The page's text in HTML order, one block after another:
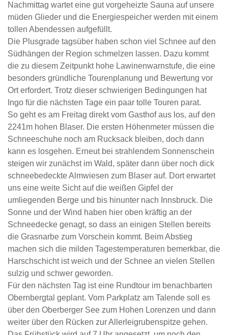
Nachmittag wartet eine gut vorgeheizte Sauna auf unsere
müden Glieder und die Energiespeicher werden mit einem
tollen Abendessen aufgefüllt.
Die Plusgrade tagsüber haben schon viel Schnee auf den
Südhängen der Region schmelzen lassen. Dazu kommt
die zu diesem Zeitpunkt hohe Lawinenwarnstufe, die eine
besonders gründliche Tourenplanung und Bewertung vor
Ort erfordert. Trotz dieser schwierigen Bedingungen hat
Ingo für die nächsten Tage ein paar tolle Touren parat.
So geht es am Freitag direkt vom Gasthof aus los, auf den
2241m hohen Blaser. Die ersten Höhenmeter müssen die
Schneeschuhe noch am Rucksack bleiben, doch dann
kann es losgehen. Erneut bei strahlendem Sonnenschein
steigen wir zunächst im Wald, später dann über noch dick
schneebedeckte Almwiesen zum Blaser auf. Dort erwartet
uns eine weite Sicht auf die weißen Gipfel der
umliegenden Berge und bis hinunter nach Innsbruck. Die
Sonne und der Wind haben hier oben kräftig an der
Schneedecke genagt, so dass an einigen Stellen bereits
die Grasnarbe zum Vorschein kommt. Beim Abstieg
machen sich die milden Tagestemperaturen bemerkbar, die
Harschschicht ist weich und der Schnee an vielen Stellen
sulzig und schwer geworden.
Für den nächsten Tag ist eine Rundtour im benachbarten
Obernbergtal geplant. Vom Parkplatz am Talende soll es
über den Oberberger See zum Hohen Lorenzen und dann
weiter über den Rücken zur Allerleigrubenspitze gehen.